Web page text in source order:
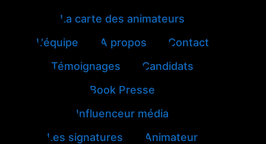
La carte des animateurs
L'équipe
A propos
Contact
Témoignages
Candidats
Book Presse
Influenceur média
Les signatures
Animateur